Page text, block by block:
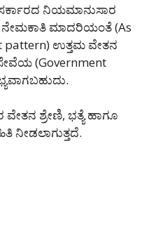
ನಿಯಮಾನುಸಾರ
ನೇಮಕಾತಿ ಮಾದರಿಯಂತೆ (As
pattern) ಉತ್ತಮ ವೇತನ
ಸೇವೆಯ (Government
ಶ್ರೇಣಿ, ಭತ್ಯೆ ಹಾಗೂ
ನೀಡಲಾಗುತ್ತದೆ.